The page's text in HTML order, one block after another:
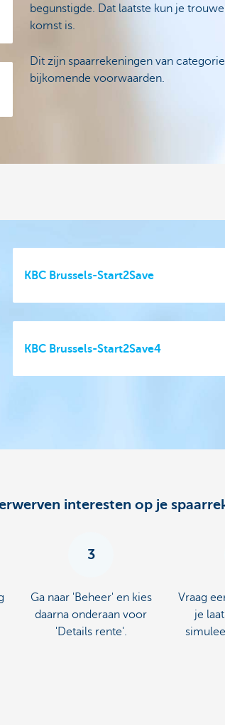
begunstigde. Dat laatste kun je
komst is.
Dit zijn spaarrekeningen van
bijkomende voorwaarden.
KBC Brussels-Start2Save
KBC Brussels-Start2Save4
interesten op je
3
Ga naar 'Beheer' en kies
daarna onderaan voor
'Details rente'.
Vraag
je